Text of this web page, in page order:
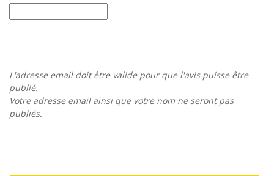
L'adresse email doit être valide pour que l'avis puisse être
publié.
Votre adresse email ainsi que votre nom ne seront pas
publiés.